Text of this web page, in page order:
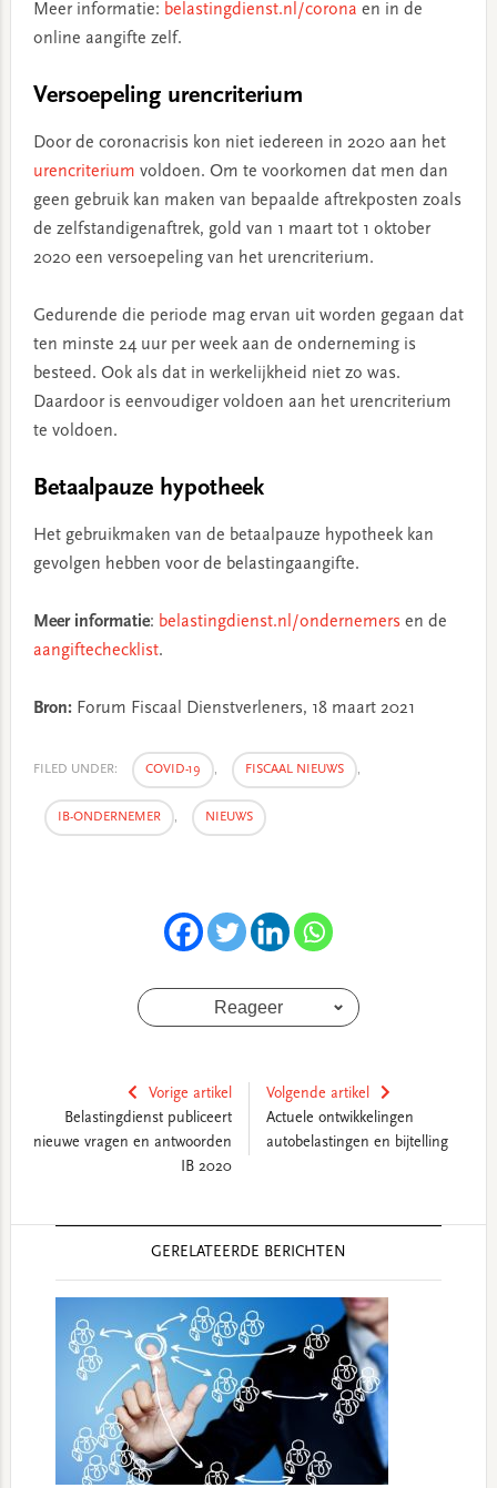
Meer informatie: belastingdienst.nl/corona en in de
online aangifte zelf.
Versoepeling urencriterium
Door de coronacrisis kon niet iedereen in 2020 aan het
urencriterium voldoen. Om te voorkomen dat men dan
geen gebruik kan maken van bepaalde aftrekposten zoals
de zelfstandigenaftrek, gold van 1 maart tot 1 oktober
2020 een versoepeling van het urencriterium.
Gedurende die periode mag ervan uit worden gegaan dat
ten minste 24 uur per week aan de onderneming is
besteed. Ook als dat in werkelijkheid niet zo was.
Daardoor is eenvoudiger voldoen aan het urencriterium
te voldoen.
Betaalpauze hypotheek
Het gebruikmaken van de betaalpauze hypotheek kan
gevolgen hebben voor de belastingaangifte.
Meer informatie: belastingdienst.nl/ondernemers en de
aangiftechecklist.
Bron:Forum Fiscaal Dienstverleners, 18 maart 2021
FILED UNDER: COVID-19 , FISCAAL NIEUWS ,
IB-ONDERNEMER , NIEUWS
Reageer
Vorige artikel
Belastingdienst publiceert
nieuwe vragen en antwoorden
IB 2020
Volgende artikel
Actuele ontwikkelingen
autobelastingen en bijtelling
GERELATEERDE BERICHTEN